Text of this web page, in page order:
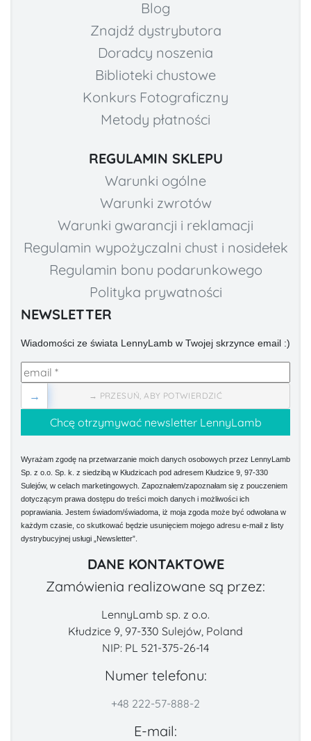
Blog
Znajdź dystrybutora
Doradcy noszenia
Biblioteki chustowe
Konkurs Fotograficzny
Metody płatności
REGULAMIN SKLEPU
Warunki ogólne
Warunki zwrotów
Warunki gwarancji i reklamacji
Regulamin wypożyczalni chust i nosidełek
Regulamin bonu podarunkowego
Polityka prywatności
NEWSLETTER
Wiadomości ze świata LennyLamb w Twojej skrzynce email :)
→ PRZESUŃ, ABY POTWIERDZIĆ
→
Wyrażam zgodę na przetwarzanie moich danych osobowych przez LennyLamb
Sp. z o.o. Sp. k. z siedzibą w Kłudzicach pod adresem Kłudzice 9, 97-330
Sulejów, w celach marketingowych. Zapoznałem/zapoznałam się z pouczeniem
dotyczącym prawa dostępu do treści moich danych i możliwości ich
poprawiania. Jestem świadom/świadoma, iż moja zgoda może być odwołana w
każdym czasie, co skutkować będzie usunięciem mojego adresu e-mail z listy
dystrybucyjnej usługi „Newsletter”.
DANE KONTAKTOWE
Zamówienia realizowane są przez:
LennyLamb sp. z o.o.
Kłudzice 9, 97-330 Sulejów, Poland
NIP: PL 521-375-26-14
Numer telefonu:
+48 222-57-888-2
E-mail: